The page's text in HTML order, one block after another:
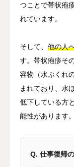
つことで帯状疱
れています。
そして、 他の人
す。帯状疱疹そ
容物（水ぶくれ
まれており、水
低下している方
能性があります。
Q. 仕事復帰